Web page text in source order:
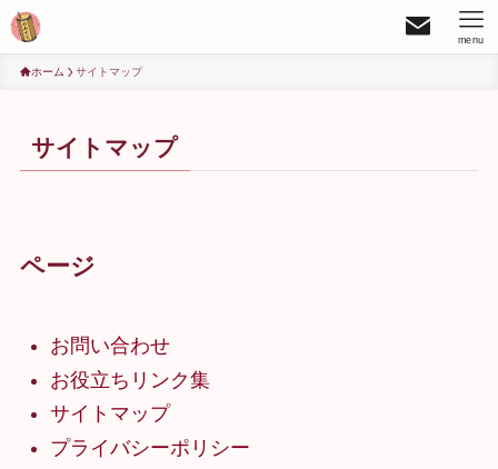
menu
ホーム サイトマップ
サイトマップ
ページ
お問い合わせ
お役立ちリンク集
サイトマップ
プライバシーポリシー